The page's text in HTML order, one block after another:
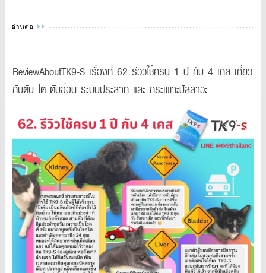
อ่านต่อ
ReviewAboutTK9-S เรื่องที่ 62 รีวิวใช้ครบ 1 ปี กับ 4 เคส เกี่ยว
กับตับ ไต ตับอ่อน ระบบประสาท และ กระเพาะปัสสาวะ